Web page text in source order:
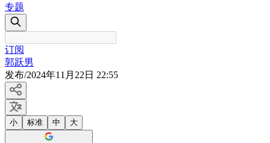
专题
订阅
郭跃男
发布/2024年11月22日 22:55
小 标准 中 大